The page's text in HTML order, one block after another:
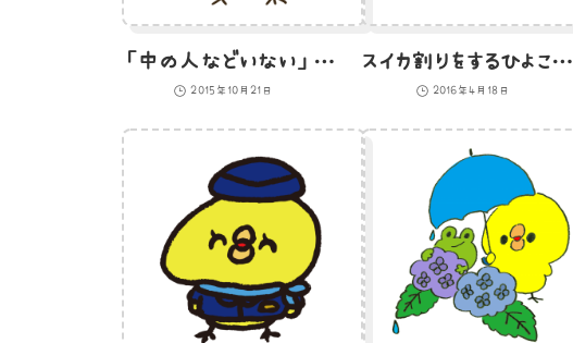
「中の人などいない」と、ドヤ顔で素顔をさらす女性のイラスト
2015年10月21日
スイカ割りをするひよこのイラスト
2016年4月18日